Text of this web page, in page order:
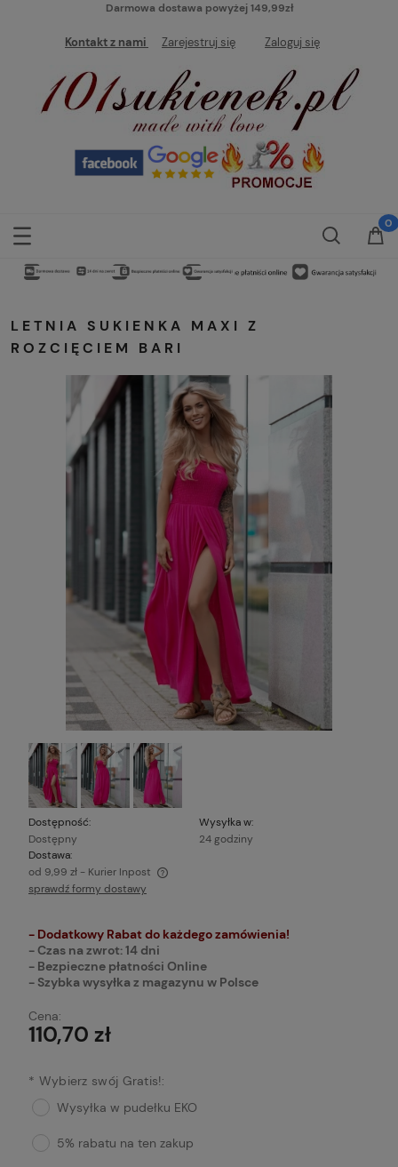
Darmowa dostawa powyżej 149,99zł
Kontakt z nami Zarejestruj się Zaloguj się
LETNIA SUKIENKA MAXI Z
ROZCIĘCIEM BARI
Dostępność:
Dostępny
Wysyłka w:
24 godziny
Dostawa:
od 9,99 zł - Kurier Inpost
Cena nie zawiera ewentualnych kosztów płatności
sprawdź formy dostawy
- Dodatkowy Rabat do każdego zamówienia!
- Czas na zwrot: 14 dni
- Bezpieczne płatności Online
- Szybka wysyłka z magazynu w Polsce
Cena:
110,70 zł
* Wybierz swój Gratis!:
Wysyłka w pudełku EKO
5% rabatu na ten zakup